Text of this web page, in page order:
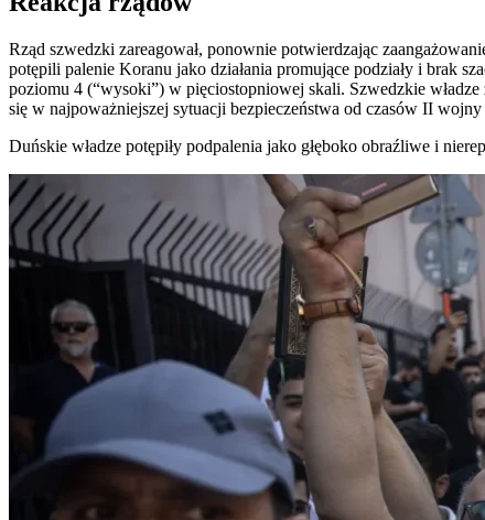
Rząd szwedzki zareagował, ponownie potwierdzając
potępili palenie Koranu jako działania promujące podziały i brak
poziomu 4 (“wysoki”) w pięciostopniowej skali. Szwedzkie
się w najpoważniejszej sytuacji bezpieczeństwa od czasów II
Duńskie władze potępiły podpalenia jako głęboko obraźliwe i